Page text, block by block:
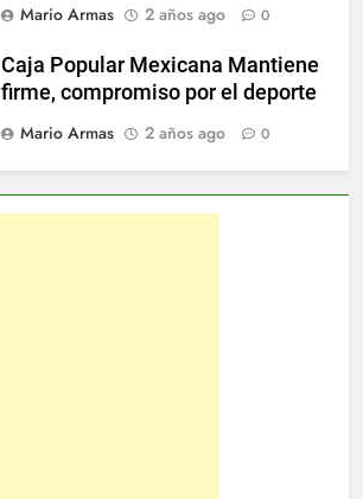
Mario Armas
2 años ago 0
Caja Popular Mexicana Mantiene
firme, compromiso por el deporte
Mario Armas
2 años ago 0